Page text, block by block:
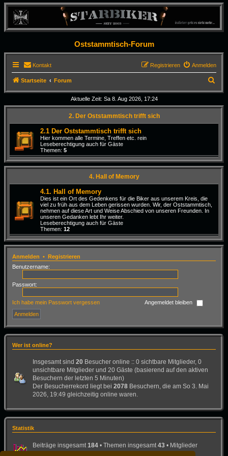
Oststammtisch-Forum
Kontakt Anmelden
Registrieren
Startseite Forum
u
c
Aktuelle Zeit: Sa 8. Aug 2026, 17:24
2. Der Oststammtisch trifft sich
2.1 Der Oststammtisch trifft sich
Hier kommen alle Termine, Treffen etc. rein
Leseberechtigung auch für Gäste
Themen: 5
4. Hall of Memory
4.1. Hall of Memory
Dies ist ein Ort des Gedenkens für die Biker aus unserem Kreis, die
viel zu früh aus dem Leben gerissen wurden. Wir, der Oststammtisch,
nehmen auf diese Art und Weise Abschied von unseren Freunden. In
unseren Gedanken lebt Ihr weiter.
Leseberechtigung auch für Gäste
Themen: 12
Anmelden • Registrieren
Benutzername:
Passwort:
Ich habe mein Passwort vergessen Angemeldet bleiben
Wer ist online?
Insgesamt sind 20 Besucher online :: 0 sichtbare Mitglieder, 0
unsichtbare Mitglieder und 20 Gäste (basierend auf den aktiven
Besuchern der letzten 5 Minuten)
Der Besucherrekord liegt bei 2078 Besuchern, die am So 3. Mai
2026, 19:49 gleichzeitig online waren.
Statistik
Beiträge insgesamt 184 • Themen insgesamt 43 • Mitglieder
insgesamt26• Unser neuestes Mitglied:Bad-Dog